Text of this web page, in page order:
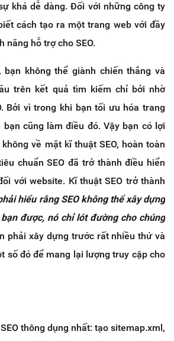
khá dễ dàng. Đối với những công ty
cách tạo ra một trang web với đầy
năng hỗ trợ cho SEO.
không thể giành chiến thắng và
trên kết quả tìm kiếm chỉ bởi nhờ
Bởi vì trong khi bạn tối ưu hóa trang
cũng làm điều đó. Vậy bạn có lợi
về mặt kĩ thuật SEO, hoàn toàn
chuẩn SEO đã trở thành điều hiển
với website. Kĩ thuật SEO trở thành
hiểu rằng SEO không thể xây dựng
được, nó chỉ lót đường cho chúng
phải xây dựng trước rất nhiều thứ và
số đó để mang lại lượng truy cập cho
thông dụng nhất: tạo sitemap.xml,